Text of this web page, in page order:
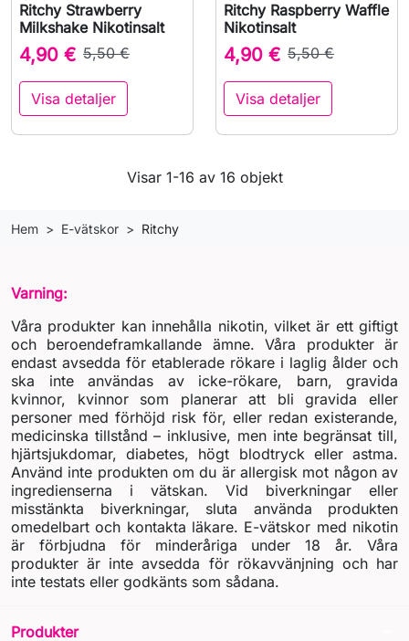
Ritchy Strawberry
Milkshake Nikotinsalt
4,90 € 5,50 €
Visa detaljer
Ritchy Raspberry Waffle
Nikotinsalt
4,90 € 5,50 €
Visa detaljer
Visar 1-16 av 16 objekt
Hem E-vätskor Ritchy
Varning:
Våra produkter kan innehålla nikotin, vilket är ett giftigt
och beroendeframkallande ämne. Våra produkter är
endast avsedda för etablerade rökare i laglig ålder och
ska inte användas av icke-rökare, barn, gravida
kvinnor, kvinnor som planerar att bli gravida eller
personer med förhöjd risk för, eller redan existerande,
medicinska tillstånd – inklusive, men inte begränsat till,
hjärtsjukdomar, diabetes, högt blodtryck eller astma.
Använd inte produkten om du är allergisk mot någon av
ingredienserna i vätskan. Vid biverkningar eller
misstänkta biverkningar, sluta använda produkten
omedelbart och kontakta läkare. E-vätskor med nikotin
är förbjudna för minderåriga under 18 år. Våra
produkter är inte avsedda för rökavvänjning och har
inte testats eller godkänts som sådana.
Produkter